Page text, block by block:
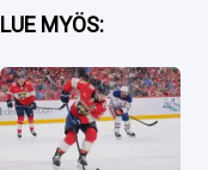
Facebook
Twitter
Whatsapp
LUE MYÖS: